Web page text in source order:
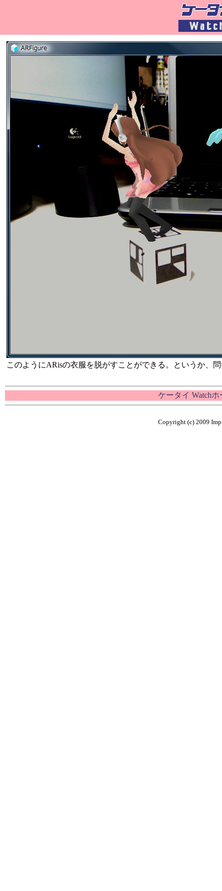
このようにARisの衣服を脱がすことができる。というか、
ケータイ Watch
Copyright (c) 2009